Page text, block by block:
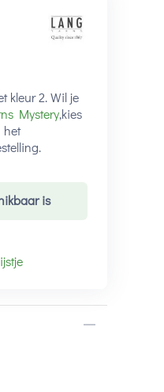
kleur 2. Wil je
Mystery,kies
het
is